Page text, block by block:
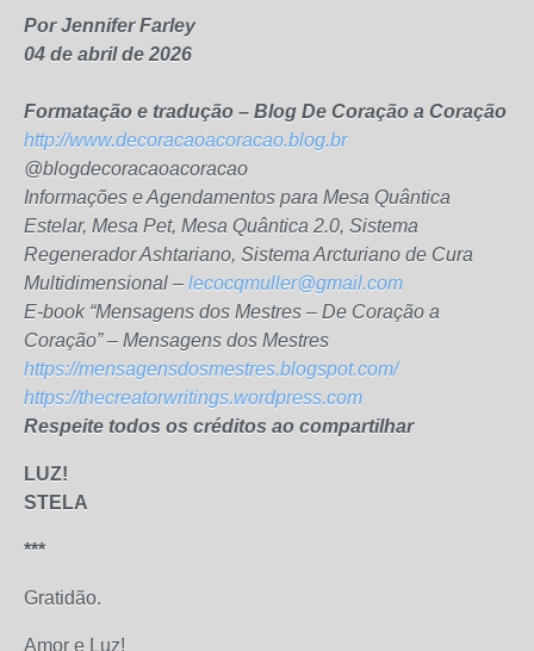
Por Jennifer Farley
04 de abril de 2026
Formatação e tradução – Blog De Coração a Coração
http://www.decoracaoacoracao.blog.br
@blogdecoracaoacoracao
Informações e Agendamentos para Mesa Quântica
Estelar, Mesa Pet, Mesa Quântica 2.0, Sistema
Regenerador Ashtariano, Sistema Arcturiano de Cura
Multidimensional – lecocqmuller@gmail.com
E-book “Mensagens dos Mestres – De Coração a
Coração” – Mensagens dos Mestres
https://mensagensdosmestres.blogspot.com/
https://thecreatorwritings.wordpress.com
Respeite todos os créditos ao compartilhar
LUZ!
STELA
***
Gratidão.
Amor e Luz!